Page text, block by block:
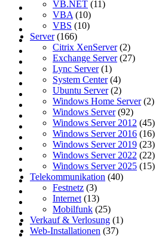
VB.NET (11)
VBA (10)
VBS (10)
Server(166)
Citrix XenServer(2)
Exchange Server(27)
Lync Server(1)
System Center(4)
Ubuntu Server(2)
Windows Home Server(2)
Windows Server(92)
Windows Server 2012 (45)
Windows Server 2016 (16)
Windows Server 2019 (23)
Windows Server 2022 (22)
Windows Server 2025 (15)
Telekommunikation (40)
Festnetz (3)
Internet (13)
Mobilfunk (25)
Verkauf & Verlosung (1)
Web-Installationen (37)